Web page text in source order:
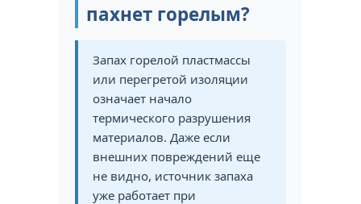
пахнет горелым?
Запах горелой пластмассы
или перегретой изоляции
означает начало
термического разрушения
материалов. Даже если
внешних повреждений еще
не видно, источник запаха
уже работает при